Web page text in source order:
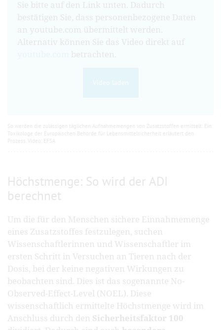
Video laden
So werden die zulässigen täglichen Aufnahmemengen von Zusatzstoffen ermittelt: Ein
Toxikologe der Europäischen Behörde für Lebensmittelsicherheit erläutert den
Prozess. Video: EFSA
Höchstmenge: So wird der ADI
berechnet
Um die für den Menschen sichere Einnahmemenge
eines Zusatzstoffes festzulegen, suchen
Wissenschaftlerinnen und Wissenschaftler im
ersten Schritt in Versuchen an Tieren nach der
Dosis, bei der keine negativen Wirkungen zu
beobachten sind. Dies ist das sogenannte No-
Observed-Effect-Level (NOEL). Diese
wissenschaftlich ermittelte Höchstmenge wird im
Anschluss durch den Sicherheitsfaktor 100